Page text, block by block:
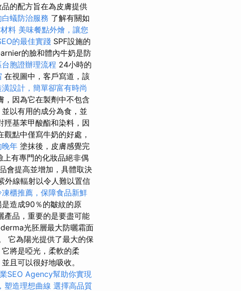
的配方旨在為皮膚提供
蟻防治服務 了解有關如
料 美味餐點外燴，讓您
的最佳實踐 SPF設施的
的臉和體內牛奶是防
胞證辦理流程 24小時的
在視圖中，客戶寫道，該
設計，簡單卻富有時尚
，因為它在製劑中不包含
以有用的成分為食，並
羥基苯甲酸酯和染料，因
觀點中僅寫牛奶的好處，
晚年 塗抹後，皮膚感覺完
上有專門的化妝品絕非偶
會提高並增加，具體取決
外線輻射以令人難以置信
櫃推薦，保障食品新鮮
造成90％的皺紋的原
產品，重要的是要盡可能
光胚層最大防曬霜面
它為陽光提供了最大的保
將是啞光，柔軟的柔
且可以很好地吸收。
SEO Agency幫助你實現
塑造理想曲線 選擇高品質